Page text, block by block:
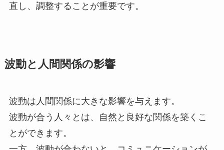
直し、調整することが重要です。
波動と人間関係の影響
波動は人間関係に大きな影響を与えます。
波動が合う人々とは、自然と良好な関係を築くこ
とができます。